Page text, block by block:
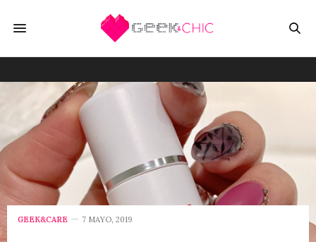
GEEK&CARE 7 MAYO, 2019